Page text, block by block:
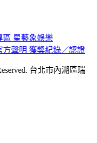
區 星藝象娛樂
方聲明 獲獎紀錄／認證
台北市內湖區瑞